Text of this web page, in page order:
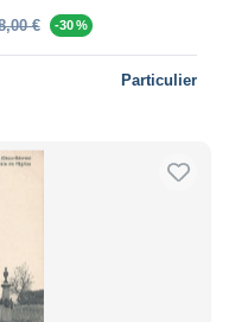
€ -30 %
Particulier